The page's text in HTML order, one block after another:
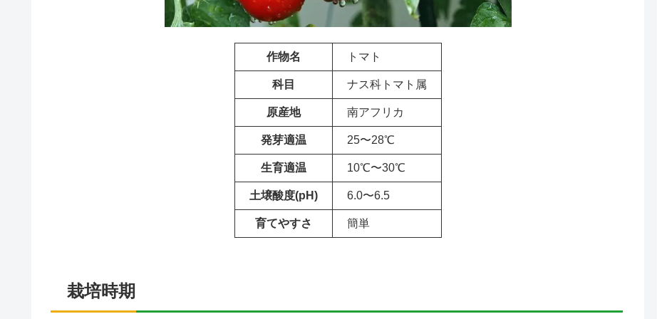
作物名 トマト
科目 ナス科トマト属
原産地 南アフリカ
発芽適温 25〜28℃
生育適温 10℃〜30℃
土壌酸度(pH) 6.0〜6.5
育てやすさ 簡単
栽培時期